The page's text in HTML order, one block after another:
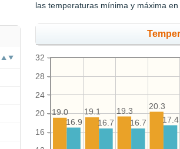
las temperaturas mínima y máxima
16
20
24
28
32
20.3
19.3
19.1
19.0
17.4
16.7
16.7
16.9